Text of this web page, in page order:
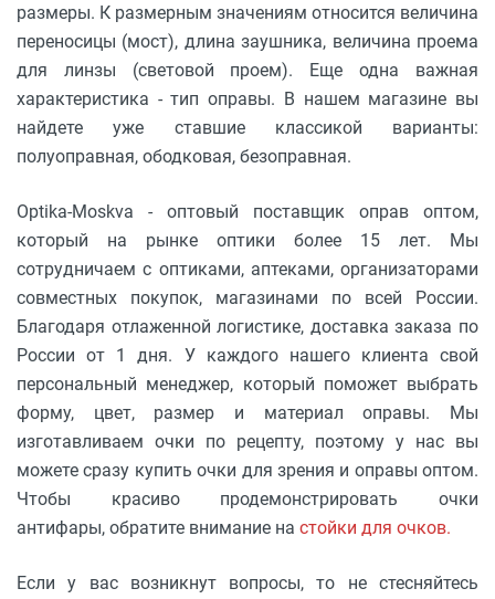
размеры. К размерным значениям относится величина
переносицы (мост), длина заушника, величина проема
для линзы (световой проем). Еще одна важная
характеристика - тип оправы. В нашем магазине вы
найдете уже ставшие классикой варианты:
полуоправная, ободковая, безоправная.
Optika-Moskva - оптовый поставщик оправ оптом,
который на рынке оптики более 15 лет. Мы
сотрудничаем с оптиками, аптеками, организаторами
совместных покупок, магазинами по всей России.
Благодаря отлаженной логистике, доставка заказа по
России от 1 дня. У каждого нашего клиента свой
персональный менеджер, который поможет выбрать
форму, цвет, размер и материал оправы. Мы
изготавливаем очки по рецепту, поэтому у нас вы
можете сразу купить очки для зрения и оправы оптом.
Чтобы красиво продемонстрировать очки
антифары, обратите внимание на стойки для очков.
Если у вас возникнут вопросы, то не стесняйтесь